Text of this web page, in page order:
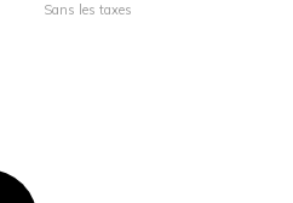
Sans les taxes